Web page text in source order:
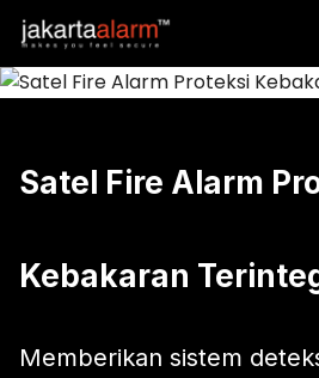
Satel Fire Alarm
Kebakaran
Memberikan sistem